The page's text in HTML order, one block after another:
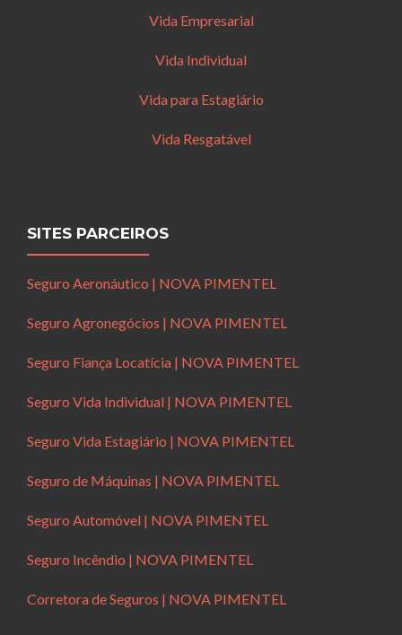
Vida Empresarial
Vida Individual
Vida para Estagiário
Vida Resgatável
SITES PARCEIROS
Seguro Aeronáutico | NOVA PIMENTEL
Seguro Agronegócios | NOVA PIMENTEL
Seguro Fiança Locatícia | NOVA PIMENTEL
Seguro Vida Individual | NOVA PIMENTEL
Seguro Vida Estagiário | NOVA PIMENTEL
Seguro de Máquinas | NOVA PIMENTEL
Seguro Automóvel | NOVA PIMENTEL
Seguro Incêndio | NOVA PIMENTEL
Corretora de Seguros | NOVA PIMENTEL